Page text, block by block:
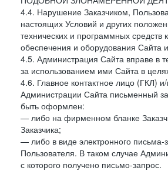
4.4. Нарушение Заказчиком,
настоящих Условий и других
технических и программных средств
обеспечения и оборудования Сайта
4.5. Администрация Сайта вправе в
за использованием ими Сайта в
4.6. Главное контактное лицо (ГКЛ)
Администрации Сайта письменный
быть оформлен:
— либо на фирменном бланке
Заказчика;
— либо в виде электронного письма-
Пользователя. В таком случае
с которого получено письмо-запрос.